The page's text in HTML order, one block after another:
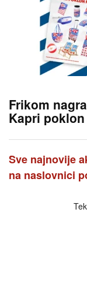
Frikom
Kapri
Sve najnovije
na naslovnici